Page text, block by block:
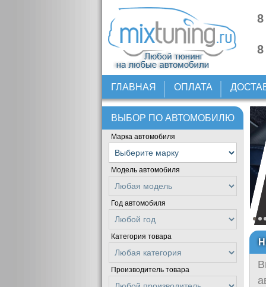
ГЛАВНАЯ ОПЛАТА
ВЫБОР ПО АВТОМОБИЛЮ
Марка автомобиля
Модель автомобиля
Год автомобиля
Категория товара
Производитель товара